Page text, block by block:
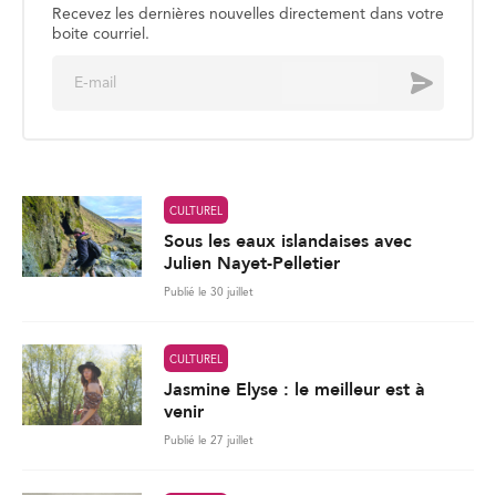
Recevez les dernières nouvelles directement dans votre
boite courriel.
Envoyer
CULTUREL
Sous les eaux islandaises avec
Julien Nayet-Pelletier
Publié le 30 juillet
CULTUREL
Jasmine Elyse : le meilleur est à
venir
Publié le 27 juillet